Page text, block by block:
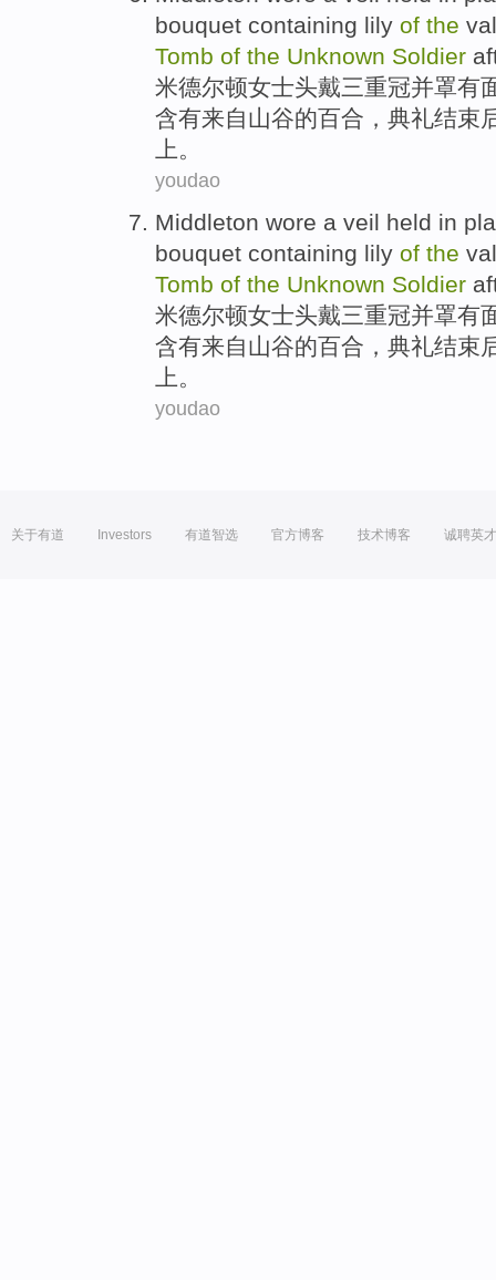
bouquet containing lily of the
Tomb of the Unknown Soldier
米德尔顿女士头戴三重冠并罩有
含有来自山谷的百合 ，典礼结束
上。
youdao
Middleton wore a veil held in
bouquet containing lily of the
Tomb of the Unknown Soldier
米德尔顿女士头戴三重冠并罩有
含有来自山谷的百合 ，典礼结束
上。
youdao
关于有道 Investors 有道智选 官方博客 技术博客 诚聘英才